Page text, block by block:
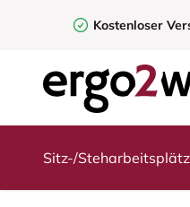
Kostenloser
Sitz-/